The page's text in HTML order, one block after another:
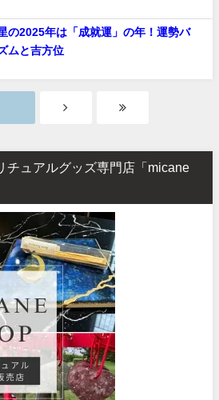
の2025年は「成就運」の年！運勢バ
ムと吉方位
チュアルグッズ専門店「micane